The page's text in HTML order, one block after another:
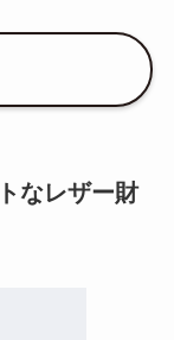
なレザー財